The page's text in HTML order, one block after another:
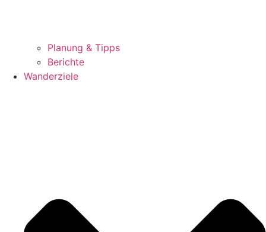
Planung & Tipps
Berichte
Wanderziele